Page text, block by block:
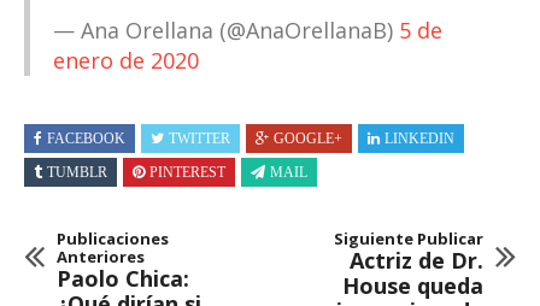
— Ana Orellana (@AnaOrellanaB) 5 de
enero de 2020
FACEBOOK TWITTER GOOGLE+
LINKEDIN
TUMBLR
PINTEREST MAIL
Publicaciones
Anteriores
Paolo Chica:
Siguiente Publicar
Actriz de Dr.
House queda